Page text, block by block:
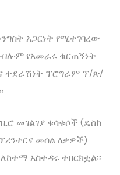
አጋርነት የሚተገባረው
የአመራሩ ቁርጠኝነት
ተደራሽነት ፕሮግራም ፕ/ጽ/
መገልገያ ቁሳቁሶች (ዴስክ
መሰል ዕቃዎች)
አስተዳሩ ተበርክቷል፡፡